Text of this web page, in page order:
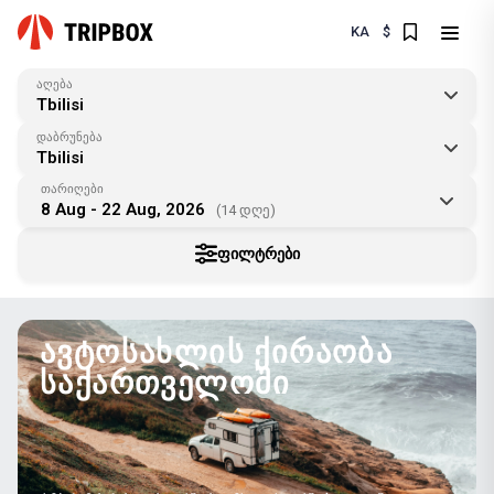
KA $
აღება
Tbilisi
დაბრუნება
Tbilisi
თარიღები
8 Aug - 22 Aug, 2026 (14 დღე)
ᲤᲘᲚᲢᲠᲔᲑᲘ
ᲐᲕᲢᲝᲡᲐᲮᲚᲘᲡ ᲥᲘᲠᲐᲝᲑᲐ
ᲡᲐᲥᲐᲠᲗᲕᲔᲚᲝᲨᲘ